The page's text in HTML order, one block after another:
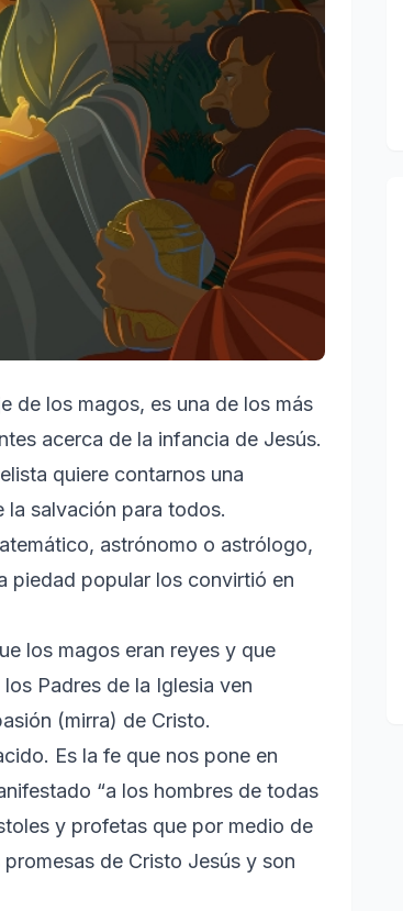
de los magos, es una de los más
acerca de la infancia de Jesús.
quiere contarnos una
la salvación para todos.
astrónomo o astrólogo,
piedad popular los convirtió en
los magos eran reyes y que
Padres de la Iglesia ven
(mirra) de Cristo.
Es la fe que nos pone en
“a los hombres de todas
y profetas que por medio de
de Cristo Jesús y son